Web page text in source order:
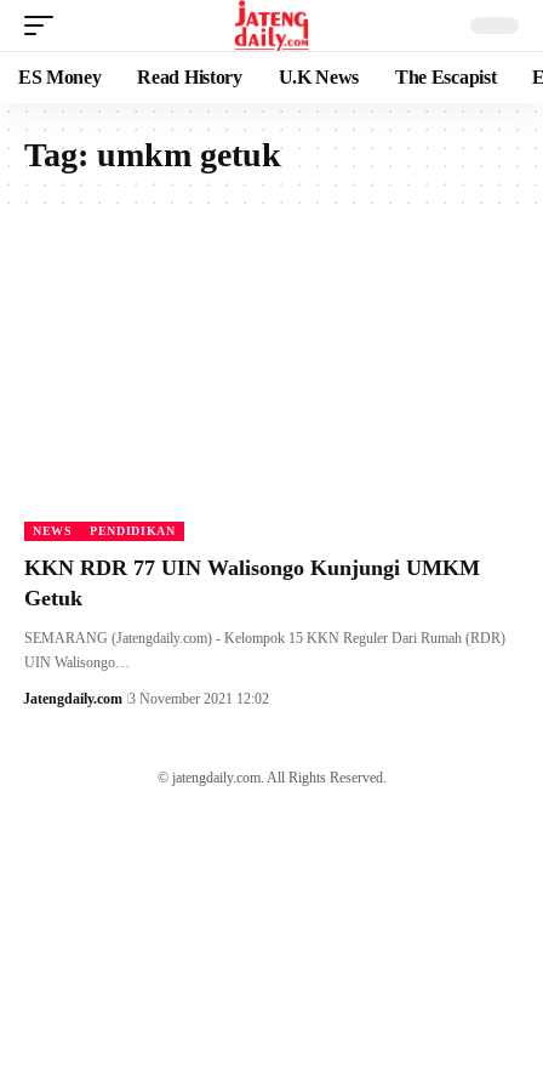
ES Money Read History U.K News The Escapist
Tag: umkm getuk
NEWS PENDIDIKAN
KKN RDR 77 UIN Walisongo Kunjungi UMKM
Getuk
SEMARANG (Jatengdaily.com) - Kelompok 15 KKN Reguler Dari Rumah (RDR)
UIN Walisongo…
Jatengdaily.com 3 November 2021 12:02
© jatengdaily.com. All Rights Reserved.